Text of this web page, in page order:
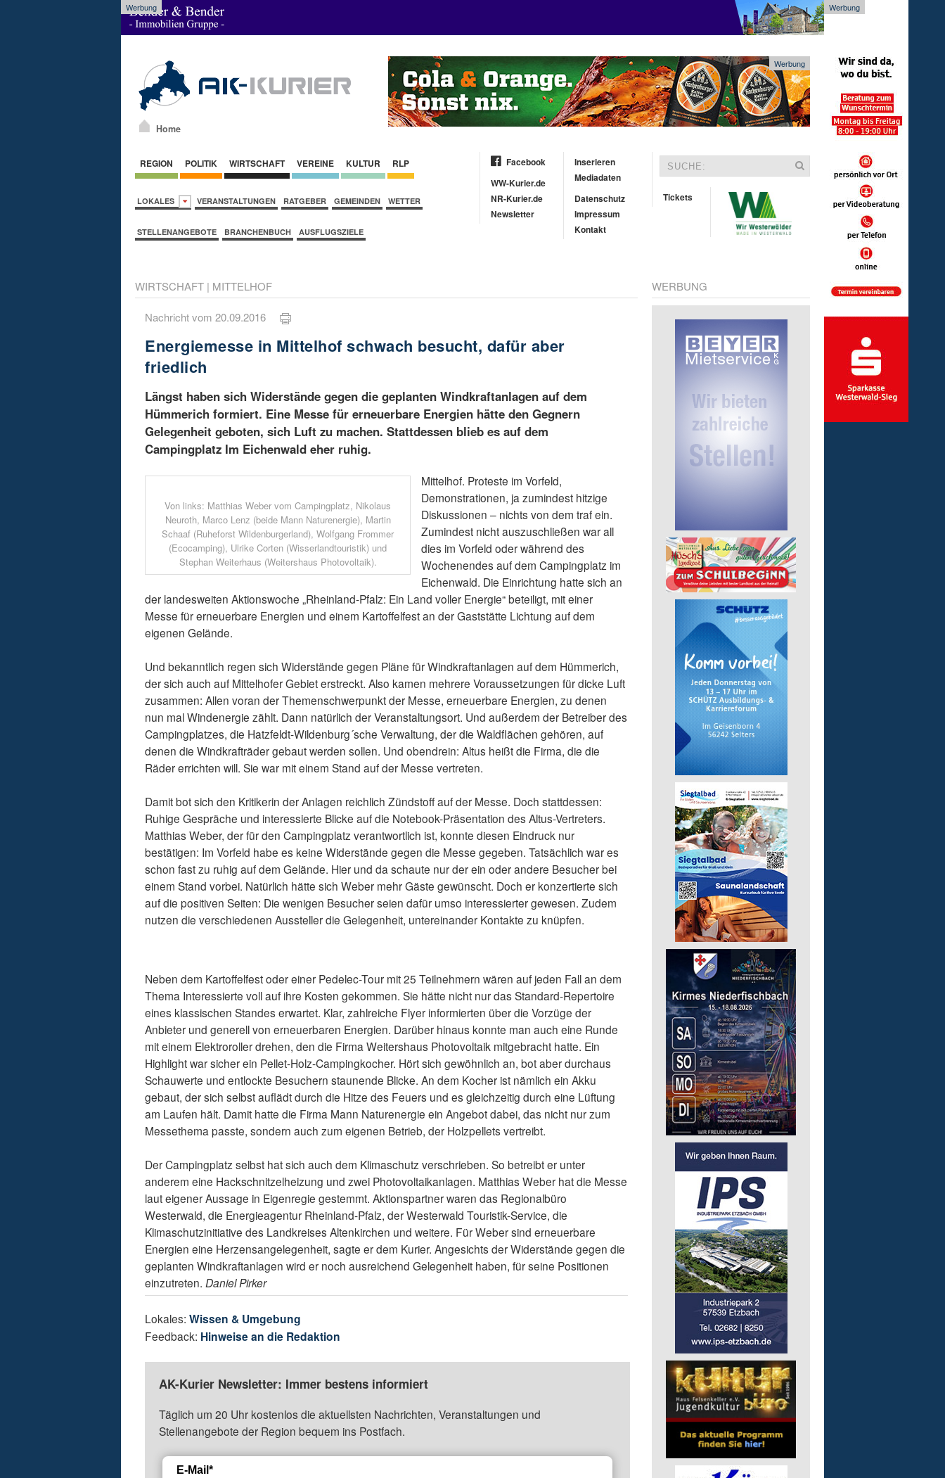
Werbung Werbung
Home
Werbung
REGION POLITIK WIRTSCHAFT VEREINE KULTUR RLP
LOKALES VERANSTALTUNGEN RATGEBER GEMEINDEN WETTER
STELLENANGEBOTE BRANCHENBUCH AUSFLUGSZIELE
Facebook
WW-Kurier.de
NR-Kurier.de
Newsletter
Inserieren
Mediadaten
Datenschutz
Impressum
Kontakt
Tickets
WIRTSCHAFT | MITTELHOF
Nachricht vom 20.09.2016
Energiemesse in Mittelhof schwach besucht, dafür aber
friedlich
Längst haben sich Widerstände gegen die geplanten Windkraftanlagen auf dem
Hümmerich formiert. Eine Messe für erneuerbare Energien hätte den Gegnern
Gelegenheit geboten, sich Luft zu machen. Stattdessen blieb es auf dem
Campingplatz Im Eichenwald eher ruhig.
Von links: Matthias Weber vom Campingplatz, Nikolaus
Neuroth, Marco Lenz (beide Mann Naturenergie), Martin
Schaaf (Ruheforst Wildenburgerland), Wolfgang Frommer
(Ecocamping), Ulrike Corten (Wisserlandtouristik) und
Stephan Weiterhaus (Weitershaus Photovoltaik).
Mittelhof. Proteste im Vorfeld,
Demonstrationen, ja zumindest hitzige
Diskussionen – nichts von dem traf ein.
Zumindest nicht auszuschließen war all
dies im Vorfeld oder während des
Wochenendes auf dem Campingplatz im
Eichenwald. Die Einrichtung hatte sich an
der landesweiten Aktionswoche „Rheinland-Pfalz: Ein Land voller Energie“ beteiligt, mit einer
Messe für erneuerbare Energien und einem Kartoffelfest an der Gaststätte Lichtung auf dem
eigenen Gelände.
Und bekanntlich regen sich Widerstände gegen Pläne für Windkraftanlagen auf dem Hümmerich,
der sich auch auf Mittelhofer Gebiet erstreckt. Also kamen mehrere Voraussetzungen für dicke Luft
zusammen: Allen voran der Themenschwerpunkt der Messe, erneuerbare Energien, zu denen
nun mal Windenergie zählt. Dann natürlich der Veranstaltungsort. Und außerdem der Betreiber des
Campingplatzes, die Hatzfeldt-Wildenburg´sche Verwaltung, der die Waldflächen gehören, auf
denen die Windkrafträder gebaut werden sollen. Und obendrein: Altus heißt die Firma, die die
Räder errichten will. Sie war mit einem Stand auf der Messe vertreten.
Damit bot sich den Kritikerin der Anlagen reichlich Zündstoff auf der Messe. Doch stattdessen:
Ruhige Gespräche und interessierte Blicke auf die Notebook-Präsentation des Altus-Vertreters.
Matthias Weber, der für den Campingplatz verantwortlich ist, konnte diesen Eindruck nur
bestätigen: Im Vorfeld habe es keine Widerstände gegen die Messe gegeben. Tatsächlich war es
schon fast zu ruhig auf dem Gelände. Hier und da schaute nur der ein oder andere Besucher bei
einem Stand vorbei. Natürlich hätte sich Weber mehr Gäste gewünscht. Doch er konzertierte sich
auf die positiven Seiten: Die wenigen Besucher seien dafür umso interessierter gewesen. Zudem
nutzen die verschiedenen Aussteller die Gelegenheit, untereinander Kontakte zu knüpfen.
Neben dem Kartoffelfest oder einer Pedelec-Tour mit 25 Teilnehmern wären auf jeden Fall an dem
Thema Interessierte voll auf ihre Kosten gekommen. Sie hätte nicht nur das Standard-Repertoire
eines klassischen Standes erwartet. Klar, zahlreiche Flyer informierten über die Vorzüge der
Anbieter und generell von erneuerbaren Energien. Darüber hinaus konnte man auch eine Runde
mit einem Elektroroller drehen, den die Firma Weitershaus Photovoltaik mitgebracht hatte. Ein
Highlight war sicher ein Pellet-Holz-Campingkocher. Hört sich gewöhnlich an, bot aber durchaus
Schauwerte und entlockte Besuchern staunende Blicke. An dem Kocher ist nämlich ein Akku
gebaut, der sich selbst auflädt durch die Hitze des Feuers und es gleichzeitig durch eine Lüftung
am Laufen hält. Damit hatte die Firma Mann Naturenergie ein Angebot dabei, das nicht nur zum
Messethema passte, sondern auch zum eigenen Betrieb, der Holzpellets vertreibt.
Der Campingplatz selbst hat sich auch dem Klimaschutz verschrieben. So betreibt er unter
anderem eine Hackschnitzelheizung und zwei Photovoltaikanlagen. Matthias Weber hat die Messe
laut eigener Aussage in Eigenregie gestemmt. Aktionspartner waren das Regionalbüro
Westerwald, die Energieagentur Rheinland-Pfalz, der Westerwald Touristik-Service, die
Klimaschutzinitiative des Landkreises Altenkirchen und weitere. Für Weber sind erneuerbare
Energien eine Herzensangelegenheit, sagte er dem Kurier. Angesichts der Widerstände gegen die
geplanten Windkraftanlagen wird er noch ausreichend Gelegenheit haben, für seine Positionen
einzutreten. Daniel Pirker
Lokales:Wissen & Umgebung
Feedback: Hinweise an die Redaktion
AK-Kurier Newsletter: Immer bestens informiert
Täglich um 20 Uhr kostenlos die aktuellsten Nachrichten, Veranstaltungen und
Stellenangebote der Region bequem ins Postfach.
E-Mail*
WERBUNG